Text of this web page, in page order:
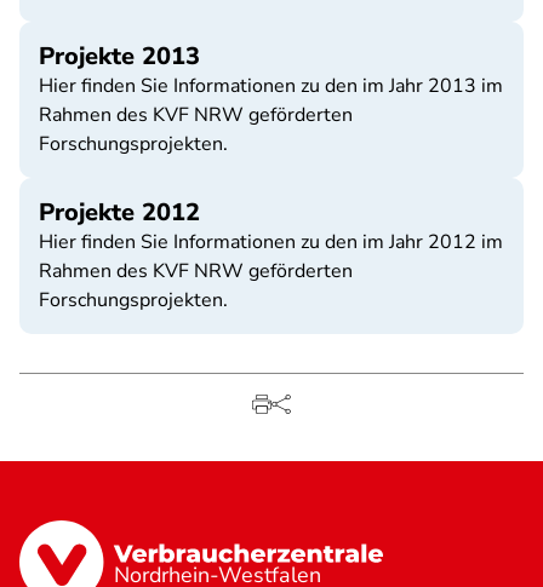
Projekte 2013
Hier finden Sie Informationen zu den im Jahr 2013 im
Rahmen des KVF NRW geförderten
Forschungsprojekten.
Projekte 2012
Hier finden Sie Informationen zu den im Jahr 2012 im
Rahmen des KVF NRW geförderten
Forschungsprojekten.
Nordrhein-Westfalen